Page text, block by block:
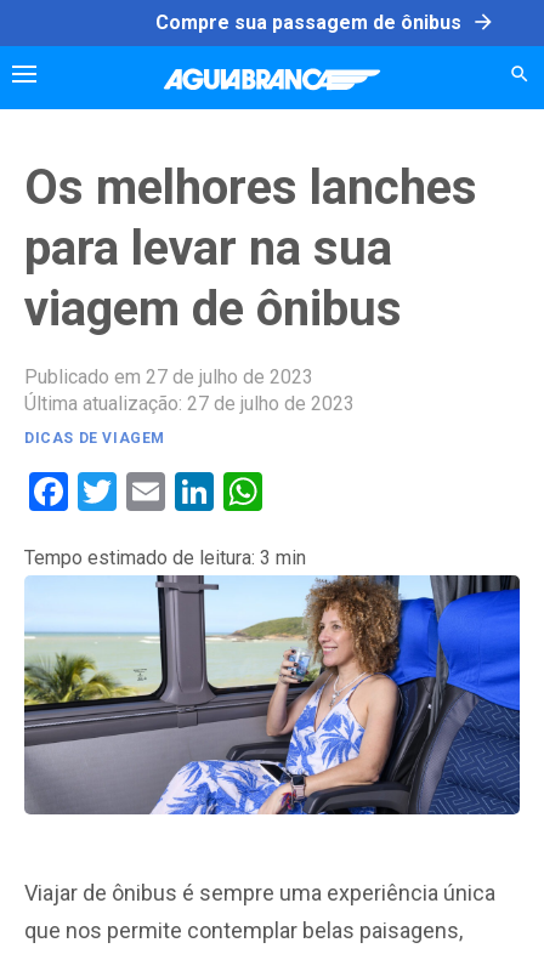
to
content
Compre sua passagem de ônibus arrow_forward
Os melhores lanches
para levar na sua
viagem de ônibus
Publicado em 27 de julho de 2023
Última atualização: 27 de julho de 2023
DICAS DE VIAGEM
Facebook
Twitter
EmailLinkedIn
Tempo estimado de leitura: 3 min
Viajar de ônibus é sempre uma experiência única
que nos permite contemplar belas paisagens,